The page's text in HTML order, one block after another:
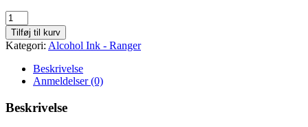
Purple
twilight
-
511
antal
Tilføj til kurv
Kategori: Alcohol Ink - Ranger
Beskrivelse
Anmeldelser (0)
Beskrivelse